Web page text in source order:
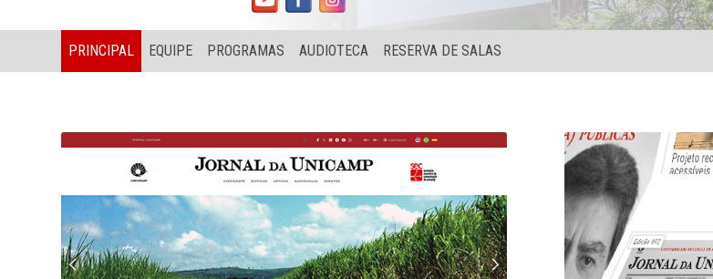
PRINCIPAL EQUIPE PROGRAMAS AUDIOTECA RESERVA DE SALAS